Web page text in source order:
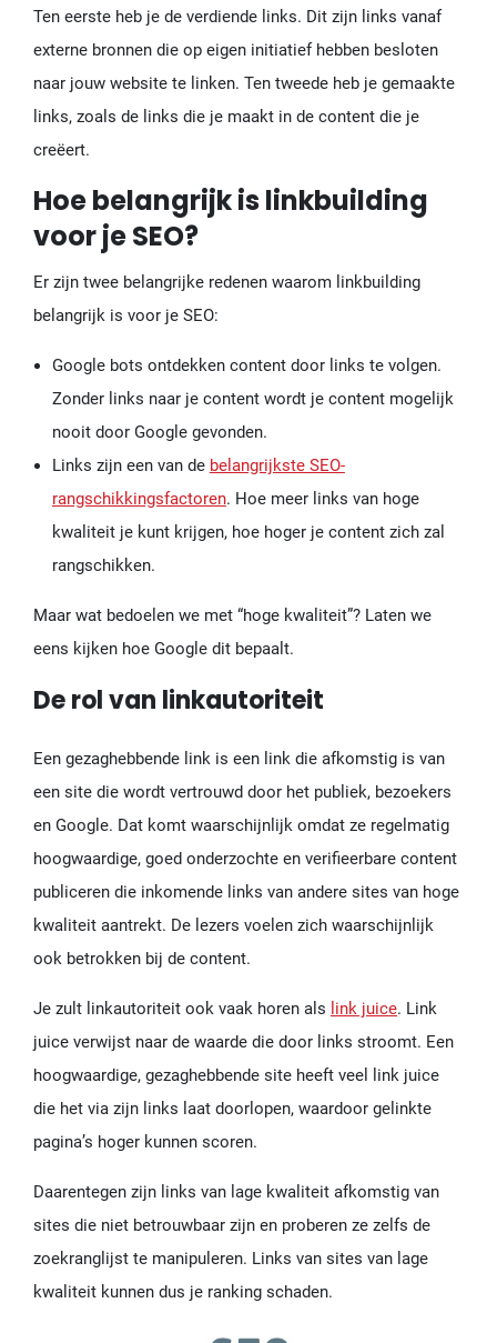
Ten eerste heb je de verdiende links. Dit zijn links vanaf
externe bronnen die op eigen initiatief hebben besloten
naar jouw website te linken. Ten tweede heb je gemaakte
links, zoals de links die je maakt in de content die je
creëert.
Hoe belangrijk is linkbuilding
voor je SEO?
Er zijn twee belangrijke redenen waarom linkbuilding
belangrijk is voor je SEO:
Google bots ontdekken content door links te volgen.
Zonder links naar je content wordt je content mogelijk
nooit door Google gevonden.
Links zijn een van de belangrijkste SEO-
rangschikkingsfactoren. Hoe meer links van hoge
kwaliteit je kunt krijgen, hoe hoger je content zich zal
rangschikken.
Maar wat bedoelen we met “hoge kwaliteit”? Laten we
eens kijken hoe Google dit bepaalt.
De rol van linkautoriteit
Een gezaghebbende link is een link die afkomstig is van
een site die wordt vertrouwd door het publiek, bezoekers
en Google. Dat komt waarschijnlijk omdat ze regelmatig
hoogwaardige, goed onderzochte en verifieerbare content
publiceren die inkomende links van andere sites van hoge
kwaliteit aantrekt. De lezers voelen zich waarschijnlijk
ook betrokken bij de content.
Je zult linkautoriteit ook vaak horen als link juice. Link
juice verwijst naar de waarde die door links stroomt. Een
hoogwaardige, gezaghebbende site heeft veel link juice
die het via zijn links laat doorlopen, waardoor gelinkte
pagina’s hoger kunnen scoren.
Daarentegen zijn links van lage kwaliteit afkomstig van
sites die niet betrouwbaar zijn en proberen ze zelfs de
zoekranglijst te manipuleren. Links van sites van lage
kwaliteit kunnen dus je ranking schaden.